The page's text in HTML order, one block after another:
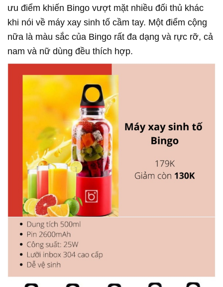
ưu điểm khiến Bingo vượt mặt nhiều đối thủ khác
khi nói về máy xay sinh tố cầm tay. Một điểm cộng
nữa là màu sắc của Bingo rất đa dạng và rực rỡ, cả
nam và nữ dùng đều thích hợp.